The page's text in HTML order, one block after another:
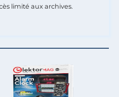
limité aux archives.